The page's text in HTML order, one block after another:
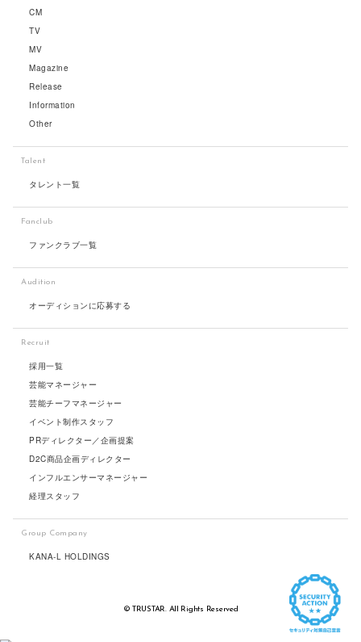
CM
TV
MV
Magazine
Release
Information
Other
Talent
タレント一覧
Fanclub
ファンクラブ一覧
Audition
オーディションに応募する
Recruit
採用一覧
芸能マネージャー
芸能チーフマネージャー
イベント制作スタッフ
PRディレクター／企画提案
D2C商品企画ディレクター
インフルエンサーマネージャー
経理スタッフ
Group Company
KANA-L HOLDINGS
© TRUSTAR. All Rights Reserved